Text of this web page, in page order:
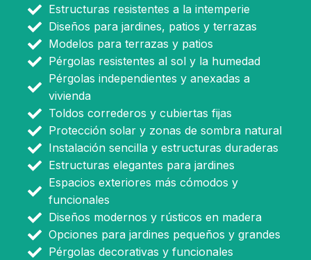
Estructuras resistentes a la intemperie
Diseños para jardines, patios y terrazas
Modelos para terrazas y patios
Pérgolas resistentes al sol y la humedad
Pérgolas independientes y anexadas a
vivienda
Toldos correderos y cubiertas fijas
Protección solar y zonas de sombra natural
Instalación sencilla y estructuras duraderas
Estructuras elegantes para jardines
Espacios exteriores más cómodos y
funcionales
Diseños modernos y rústicos en madera
Opciones para jardines pequeños y grandes
Pérgolas decorativas y funcionales